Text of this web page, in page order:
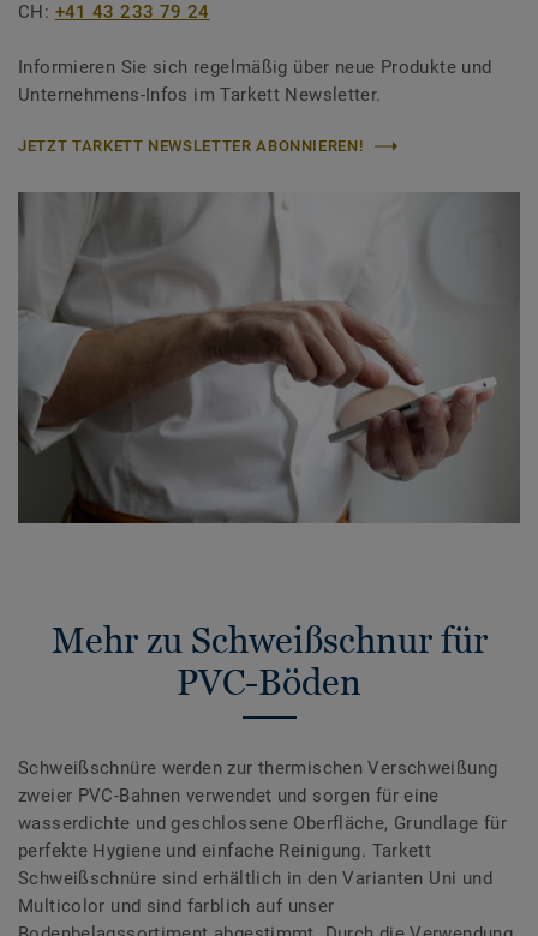
CH: +41 43 233 79 24
Informieren Sie sich regelmäßig über neue Produkte und
Unternehmens-Infos im Tarkett Newsletter.
JETZT TARKETT NEWSLETTER ABONNIEREN!
Mehr zu Schweißschnur für
PVC-Böden
Schweißschnüre werden zur thermischen Verschweißung
zweier PVC-Bahnen verwendet und sorgen für eine
wasserdichte und geschlossene Oberfläche, Grundlage für
perfekte Hygiene und einfache Reinigung. Tarkett
Schweißschnüre sind erhältlich in den Varianten Uni und
Multicolor und sind farblich auf unser